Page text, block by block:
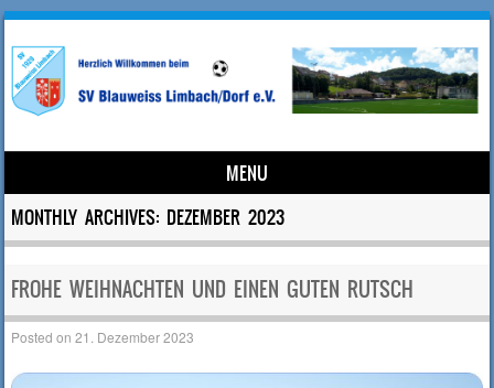
MENU
Skip to content
MONTHLY ARCHIVES: DEZEMBER 2023
FROHE WEIHNACHTEN UND EINEN GUTEN RUTSCH
Posted on21. Dezember 2023